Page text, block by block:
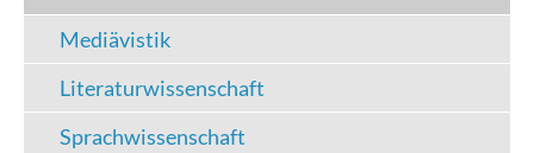
Mediävistik
Literaturwissenschaft
Sprachwissenschaft